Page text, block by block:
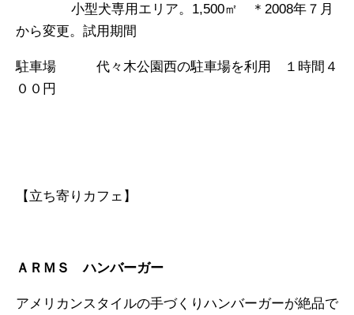
小型犬専用エリア。 1,500㎡ ＊2008年７月
から変更。試用期間
駐車場 代々木公園西の駐車場を利用 １時間４
００円
【立ち寄りカフェ】
ＡＲＭＳ ハンバーガー
アメリカンスタイルの手づくりハンバーガーが絶品で